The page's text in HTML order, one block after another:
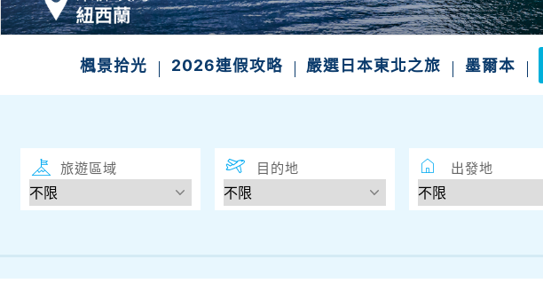
楓景拾光 2026連假攻略 嚴選日本東北之旅 墨爾本
旅遊區域 目的地 出發地